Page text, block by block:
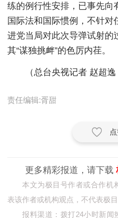
经济
城建
科教
健康
悠游
消费
创意
练的例行性安排，已事先向
国际法和国际惯例，不针对
进党当局对此次导弹试射的
其“谋独挑衅”的色厉内荏。
（总台央视记者 赵超逸
责任编辑:胥甜
更多精彩报道，请下载
本文为极目号作者或合作机
表该作者或机构观点，不代表极
报料渠道：拨打24小时新闻